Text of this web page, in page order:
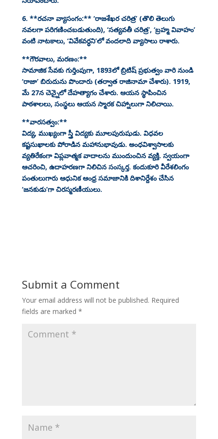
6. **రచనా వ్యాసంగం:** ‘రాజశేఖర చరిత్ర’ (తొలి తెలుగు
నవలగా పరిగణించబడుతుంది), ‘సత్యవతీ చరిత్ర’, ‘బ్రహ్మ వివాహం’
వంటి నాటకాలు, ‘వివేకవర్ధని’లో వందలాది వ్యాసాలు రాశారు.
**గౌరవాలు, మరణం:**
సామాజిక సేవకు గుర్తింపుగా, 1893లో బ్రిటిష్ ప్రభుత్వం వారి నుండి
‘రాజా’ బిరుదును పొందారు (తర్వాత రాజినామా చేశారు). 1919,
మే 27న చెన్నైలో దేహత్యాగం చేశారు. ఆయన స్థాపించిన
పాఠశాలలు, సంస్థలు ఆయన స్మారక చిహ్నాలుగా నిలిచాయి.
**వారసత్వం:**
విద్య, ముఖ్యంగా స్త్రీ విద్యకు మూలపురుషుడు. విధవల
కష్టసుఖాలకు పోరాడిన మహానుభావుడు. అంధవిశ్వాసాలకు
వ్యతిరేకంగా విప్లవాత్మక వాదాలను ముందుంచిన వ్యక్తి. స్వయంగా
ఆచరించి, ఉదాహరణగా నిలిచిన సంస్కర్త. కందుకూరి వీరేశలింగం
పంతులుగారు ఆధునిక ఆంధ్ర సమాజానికి దిశానిర్దేశం చేసిన
‘జనకుడు’గా చిరస్మరణీయులు.
Submit a Comment
Your email address will not be published. Required
fields are marked *